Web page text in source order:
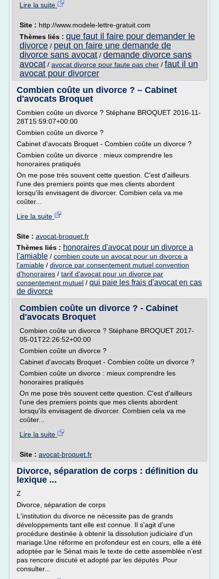
Lire la suite
Site : http://www.modele-lettre-gratuit.com
Thèmes liés : que faut il faire pour demander le
divorce / peut on faire une demande de
divorce sans avocat / demande divorce sans
avocat / avocat divorce pour faute pas cher / faut il un
avocat pour divorcer
Combien coûte un divorce ? – Cabinet
d'avocats Broquet
Combien coûte un divorce ? Stéphane BROQUET 2016-11-
28T15:59:07+00:00
Combien coûte un divorce ?
Cabinet d'avocats Broquet - Combien coûte un divorce ?
Combien coûte un divorce : mieux comprendre les
honoraires pratiqués
On me pose très souvent cette question. C'est d'ailleurs
l'une des premiers points que mes clients abordent
lorsqu'ils envisagent de divorcer. Combien cela va me
coûter...
Lire la suite
Site : avocat-broquet.fr
Thèmes liés : honoraires d'avocat pour un divorce a
l'amiable / combien coute un avocat pour un divorce a
l'amiable / divorce par consentement mutuel convention
d'honoraires / tarif d'avocat pour un divorce par
consentement mutuel / qui paie les frais d'avocat en cas
de divorce
Combien coûte un divorce ? - Cabinet
d'avocats Broquet
Combien coûte un divorce ? Stéphane BROQUET 2017-
05-01T22:26:52+00:00
Combien coûte un divorce ?
Cabinet d'avocats Broquet - Combien coûte un divorce ?
Combien coûte un divorce : mieux comprendre les
honoraires pratiqués
On me pose très souvent cette question. C'est d'ailleurs
l'une des premiers points que mes clients abordent
lorsqu'ils envisagent de divorcer. Combien cela va me
coûter...
Lire la suite
Site : avocat-broquet.fr
Divorce, séparation de corps : définition du
lexique ...
Z
Divorce, séparation de corps
L'institution du divorce ne nécessite pas de grands
développements tant elle est connue. Il s'agit d'une
procédure destinée à obtenir la dissolution judiciaire d'un
mariage.Une réforme en profondeur est en cours, elle a été
adoptée par le Sénat mais le texte de cette assemblée n'est
pas rencore discuté et adopté par les députés .Pour
consulter...